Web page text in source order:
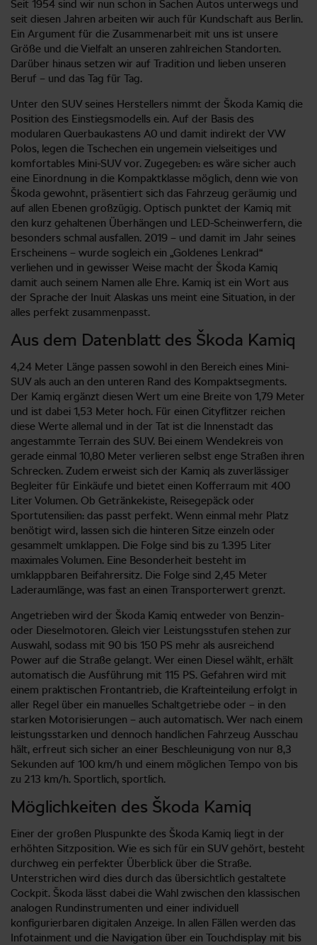
Seit 1954 sind wir nun schon in Sachen Autos unterwegs und
seit diesen Jahren arbeiten wir auch für Kundschaft aus Berlin.
Ein Argument für die Zusammenarbeit mit uns ist unsere
Größe und die Vielfalt an unseren zahlreichen Standorten.
Darüber hinaus setzen wir auf Tradition und lieben unseren
Beruf – und das Tag für Tag.
Unter den SUV seines Herstellers nimmt der Škoda Kamiq die
Position des Einstiegsmodells ein. Auf der Basis des
modularen Querbaukastens A0 und damit indirekt der VW
Polos, legen die Tschechen ein ungemein vielseitiges und
komfortables Mini-SUV vor. Zugegeben: es wäre sicher auch
eine Einordnung in die Kompaktklasse möglich, denn wie von
Škoda gewohnt, präsentiert sich das Fahrzeug geräumig und
auf allen Ebenen großzügig. Optisch punktet der Kamiq mit
den kurz gehaltenen Überhängen und LED-Scheinwerfern, die
besonders schmal ausfallen. 2019 – und damit im Jahr seines
Erscheinens – wurde sogleich ein „Goldenes Lenkrad“
verliehen und in gewisser Weise macht der Škoda Kamiq
damit auch seinem Namen alle Ehre. Kamiq ist ein Wort aus
der Sprache der Inuit Alaskas uns meint eine Situation, in der
alles perfekt zusammenpasst.
Aus dem Datenblatt des Škoda Kamiq
4,24 Meter Länge passen sowohl in den Bereich eines Mini-
SUV als auch an den unteren Rand des Kompaktsegments.
Der Kamiq ergänzt diesen Wert um eine Breite von 1,79 Meter
und ist dabei 1,53 Meter hoch. Für einen Cityflitzer reichen
diese Werte allemal und in der Tat ist die Innenstadt das
angestammte Terrain des SUV. Bei einem Wendekreis von
gerade einmal 10,80 Meter verlieren selbst enge Straßen ihren
Schrecken. Zudem erweist sich der Kamiq als zuverlässiger
Begleiter für Einkäufe und bietet einen Kofferraum mit 400
Liter Volumen. Ob Getränkekiste, Reisegepäck oder
Sportutensilien: das passt perfekt. Wenn einmal mehr Platz
benötigt wird, lassen sich die hinteren Sitze einzeln oder
gesammelt umklappen. Die Folge sind bis zu 1.395 Liter
maximales Volumen. Eine Besonderheit besteht im
umklappbaren Beifahrersitz. Die Folge sind 2,45 Meter
Laderaumlänge, was fast an einen Transporterwert grenzt.
Angetrieben wird der Škoda Kamiq entweder von Benzin-
oder Dieselmotoren. Gleich vier Leistungsstufen stehen zur
Auswahl, sodass mit 90 bis 150 PS mehr als ausreichend
Power auf die Straße gelangt. Wer einen Diesel wählt, erhält
automatisch die Ausführung mit 115 PS. Gefahren wird mit
einem praktischen Frontantrieb, die Krafteinteilung erfolgt in
aller Regel über ein manuelles Schaltgetriebe oder – in den
starken Motorisierungen – auch automatisch. Wer nach einem
leistungsstarken und dennoch handlichen Fahrzeug Ausschau
hält, erfreut sich sicher an einer Beschleunigung von nur 8,3
Sekunden auf 100 km/h und einem möglichen Tempo von bis
zu 213 km/h. Sportlich, sportlich.
Möglichkeiten des Škoda Kamiq
Einer der großen Pluspunkte des Škoda Kamiq liegt in der
erhöhten Sitzposition. Wie es sich für ein SUV gehört, besteht
durchweg ein perfekter Überblick über die Straße.
Unterstrichen wird dies durch das übersichtlich gestaltete
Cockpit. Škoda lässt dabei die Wahl zwischen den klassischen
analogen Rundinstrumenten und einer individuell
konfigurierbaren digitalen Anzeige. In allen Fällen werden das
Infotainment und die Navigation über ein Touchdisplay mit bis